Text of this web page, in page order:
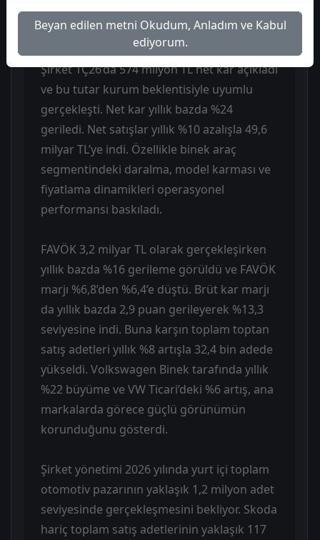
operasyonel yapısının orta vadeli
görünümü desteklediği vurgulandı.
Şirket 1Ç26’da 574 milyon TL net kar açıkladı
ve bu tutar kurum beklentisiyle uyumlu
gerçekleşti. Net kar yıllık bazda %24
geriledi. Net satışlar yıllık %10 azalışla 49,6
milyar TL’ye indi. Özellikle binek araç
segmentindeki daralma, model karması ve
fiyatlama dinamikleri operasyonel
performansı baskıladı.
FAVÖK 3,2 milyar TL olarak gerçekleşirken
yıllık bazda %16 gerileme görüldü ve FAVÖK
marjı %6,8’den %6,4’e düştü. Brüt kar marjı
da yıllık bazda 2,9 puan gerileyerek %13,3
seviyesine indi. Buna karşın toplam toptan
satış adetleri yıllık %8 artışla 32,4 bin adede
yükseldi. Volkswagen Binek tarafında yıllık
%22 büyüme ve VW Ticari’deki %6 artış, ana
markalarda görece güçlü görünümün
korunduğunu gösterdi.
Şirket yönetimi 2026 yılında yurt içi toplam
otomotiv pazarının yaklaşık 1,2 milyon adet
seviyesinde gerçekleşmesini bekliyor. Skoda
hariç toplam satış adetlerinin yaklaşık 117
Beyan edilen metni Okudum, Anladım ve Kabul
ediyorum.